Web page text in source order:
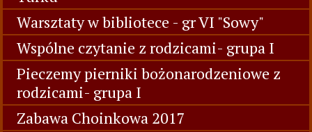
Warsztaty w bibliotece - gr VI "Sowy"
Wspólne czytanie z rodzicami- grupa I
Pieczemy pierniki bożonarodzeniowe z
rodzicami- grupa I
Zabawa Choinkowa 2017